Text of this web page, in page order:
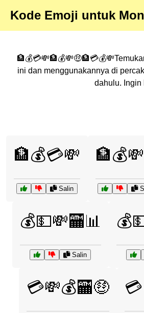
Kode Emoji untuk
ini dan menggunakannya di
dahulu. Ingin
🏦💰💳💸
Salin
💰💵💸🏧📊
Salin
💳💸💰🏧🤑